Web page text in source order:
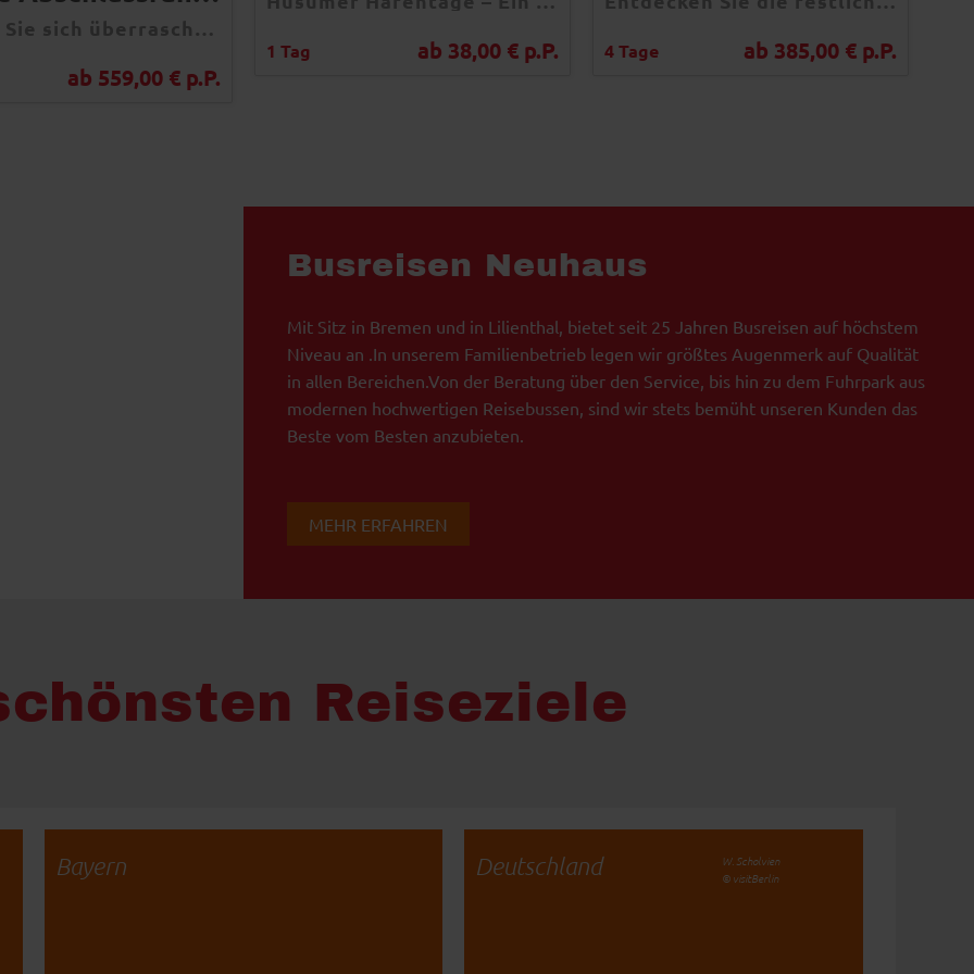
Lassen Sie sich überraschen – Ihre nächste Busreise führt Sie an ein Ziel, das Sie noch nie erwartet haben!
ab 559,00 € p.P.
1 Tag ab 38,00 € p.P. 4 Tage ab 385,00 € p.P.
Busreisen Neuhaus
Mit Sitz in Bremen und in Lilienthal, bietet seit 25 Jahren Busreisen auf höchstem
Niveau an .In unserem Familienbetrieb legen wir größtes Augenmerk auf Qualität
in allen Bereichen.Von der Beratung über den Service, bis hin zu dem Fuhrpark aus
modernen hochwertigen Reisebussen, sind wir stets bemüht unseren Kunden das
Beste vom Besten anzubieten.
MEHR ERFAHREN
Reiseziele
Bayern Deutschland
W. Scholvien
© visitBerlin